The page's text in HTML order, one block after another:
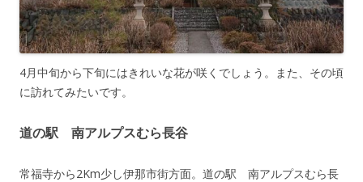
4月中旬から下旬にはきれいな花が咲くでしょう。また、その頃
に訪れてみたいです。
道の駅 南アルプスむら長谷
常福寺から2Km少し伊那市街方面。道の駅 南アルプスむら長